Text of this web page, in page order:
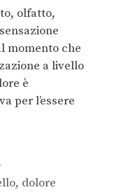
olfatto,
momento che
a livello
è
per l’essere
, dolore